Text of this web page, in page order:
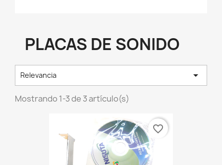
PLACAS DE SONIDO
Relevancia 
Mostrando 1-3 de 3 artículo(s)
favorite_border